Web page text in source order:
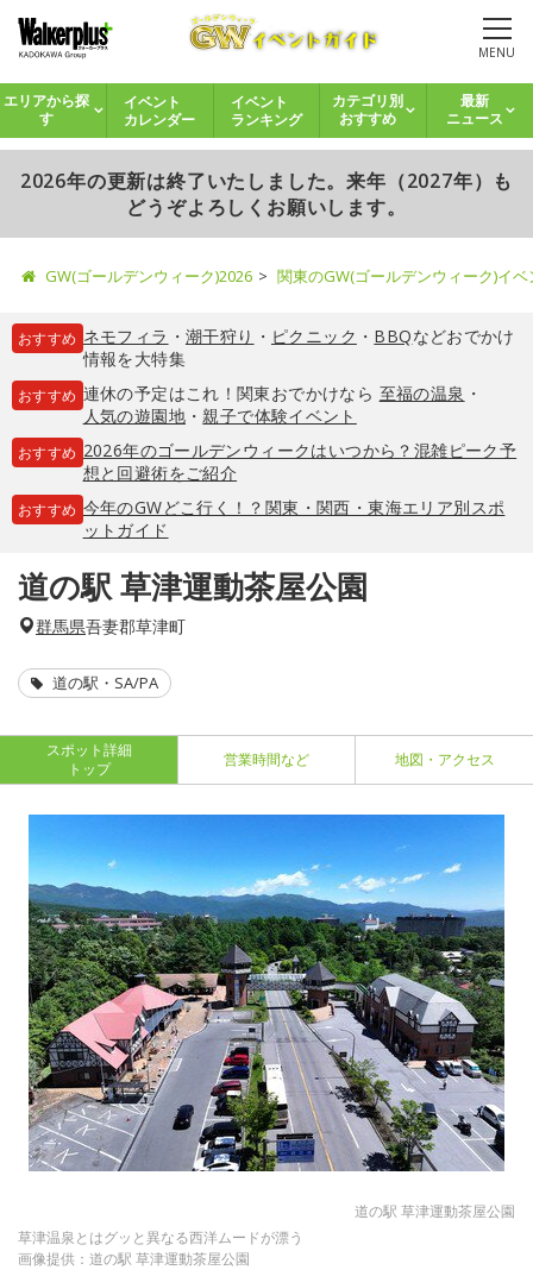
MENU
エリアから探
す
イベント
カレンダー
イベント
ランキング
カテゴリ別
おすすめ
最新
ニュース
2026年の更新は終了いたしました。来年（2027年）も
どうぞよろしくお願いします。
GW(ゴールデンウィーク)2026 関東のGW(ゴールデンウィーク)イ
おすすめ ネモフィラ ・ 潮干狩り ・ ピクニック ・ BBQなどおでかけ
情報を大特集
おすすめ 連休の予定はこれ！関東おでかけなら 至福の温泉 ・
人気の遊園地・親子で体験イベント
おすすめ 2026年のゴールデンウィークはいつから？混雑ピーク予
想と回避術をご紹介
おすすめ 今年のGWどこ行く！？関東・関西・東海エリア別スポ
ットガイド
道の駅 草津運動茶屋公園
群馬県吾妻郡草津町
道の駅・SA/PA
スポット詳細
トップ
営業時間など 地図・アクセス
道の駅 草津運動茶屋公園
草津温泉とはグッと異なる西洋ムードが漂う
画像提供：道の駅 草津運動茶屋公園